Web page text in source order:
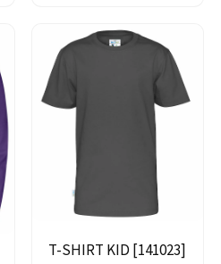
T-SHIRT KID [141023]